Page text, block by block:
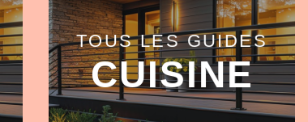
TOUS LES GUIDES
CUISINE
EN SAVOIR +